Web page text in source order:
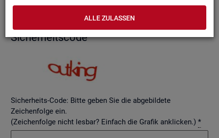
ALLE ZULASSEN
Si­cher­heits­code
Sicherheits-Code: Bitte geben Sie die abgebildete
Zeichenfolge ein.
(Zeichenfolge nicht lesbar? Einfach die Grafik anklicken.) *